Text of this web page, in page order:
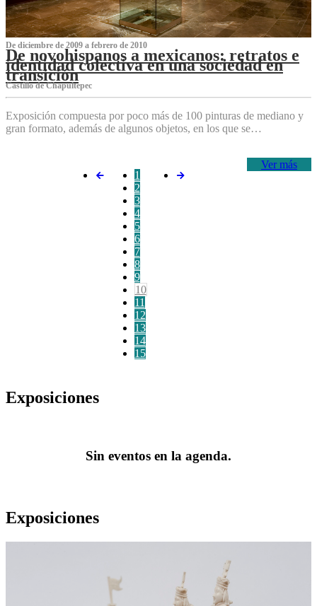
De diciembre de 2009 a febrero de 2010
De novohispanos a mexicanos: retratos e
identidad colectiva en una sociedad en
transición
Castillo de Chapultepec
Exposición compuesta por poco más de 100 pinturas de mediano y
gran formato, además de algunos objetos, en los que se…
Ver más
1
2
3
4
5
6
7
8
9
10
11
12
13
14
15
Exposiciones
Sin eventos en la agenda.
Exposiciones